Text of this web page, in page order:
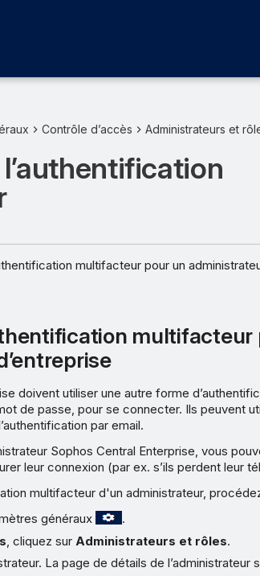
Contrôle d’accès Administrateurs et
multifacteur pour un
multifacteur
doivent utiliser une autre forme
de passe, pour se connecter. Ils peuvent
par email.
Sophos Central Enterprise, vous
leur connexion (par ex. s’ils perdent leur
multifacteur d'un administrateur,
généraux
.
, cliquez sur Administrateurs et rôles.
La page de détails de l’administrateur